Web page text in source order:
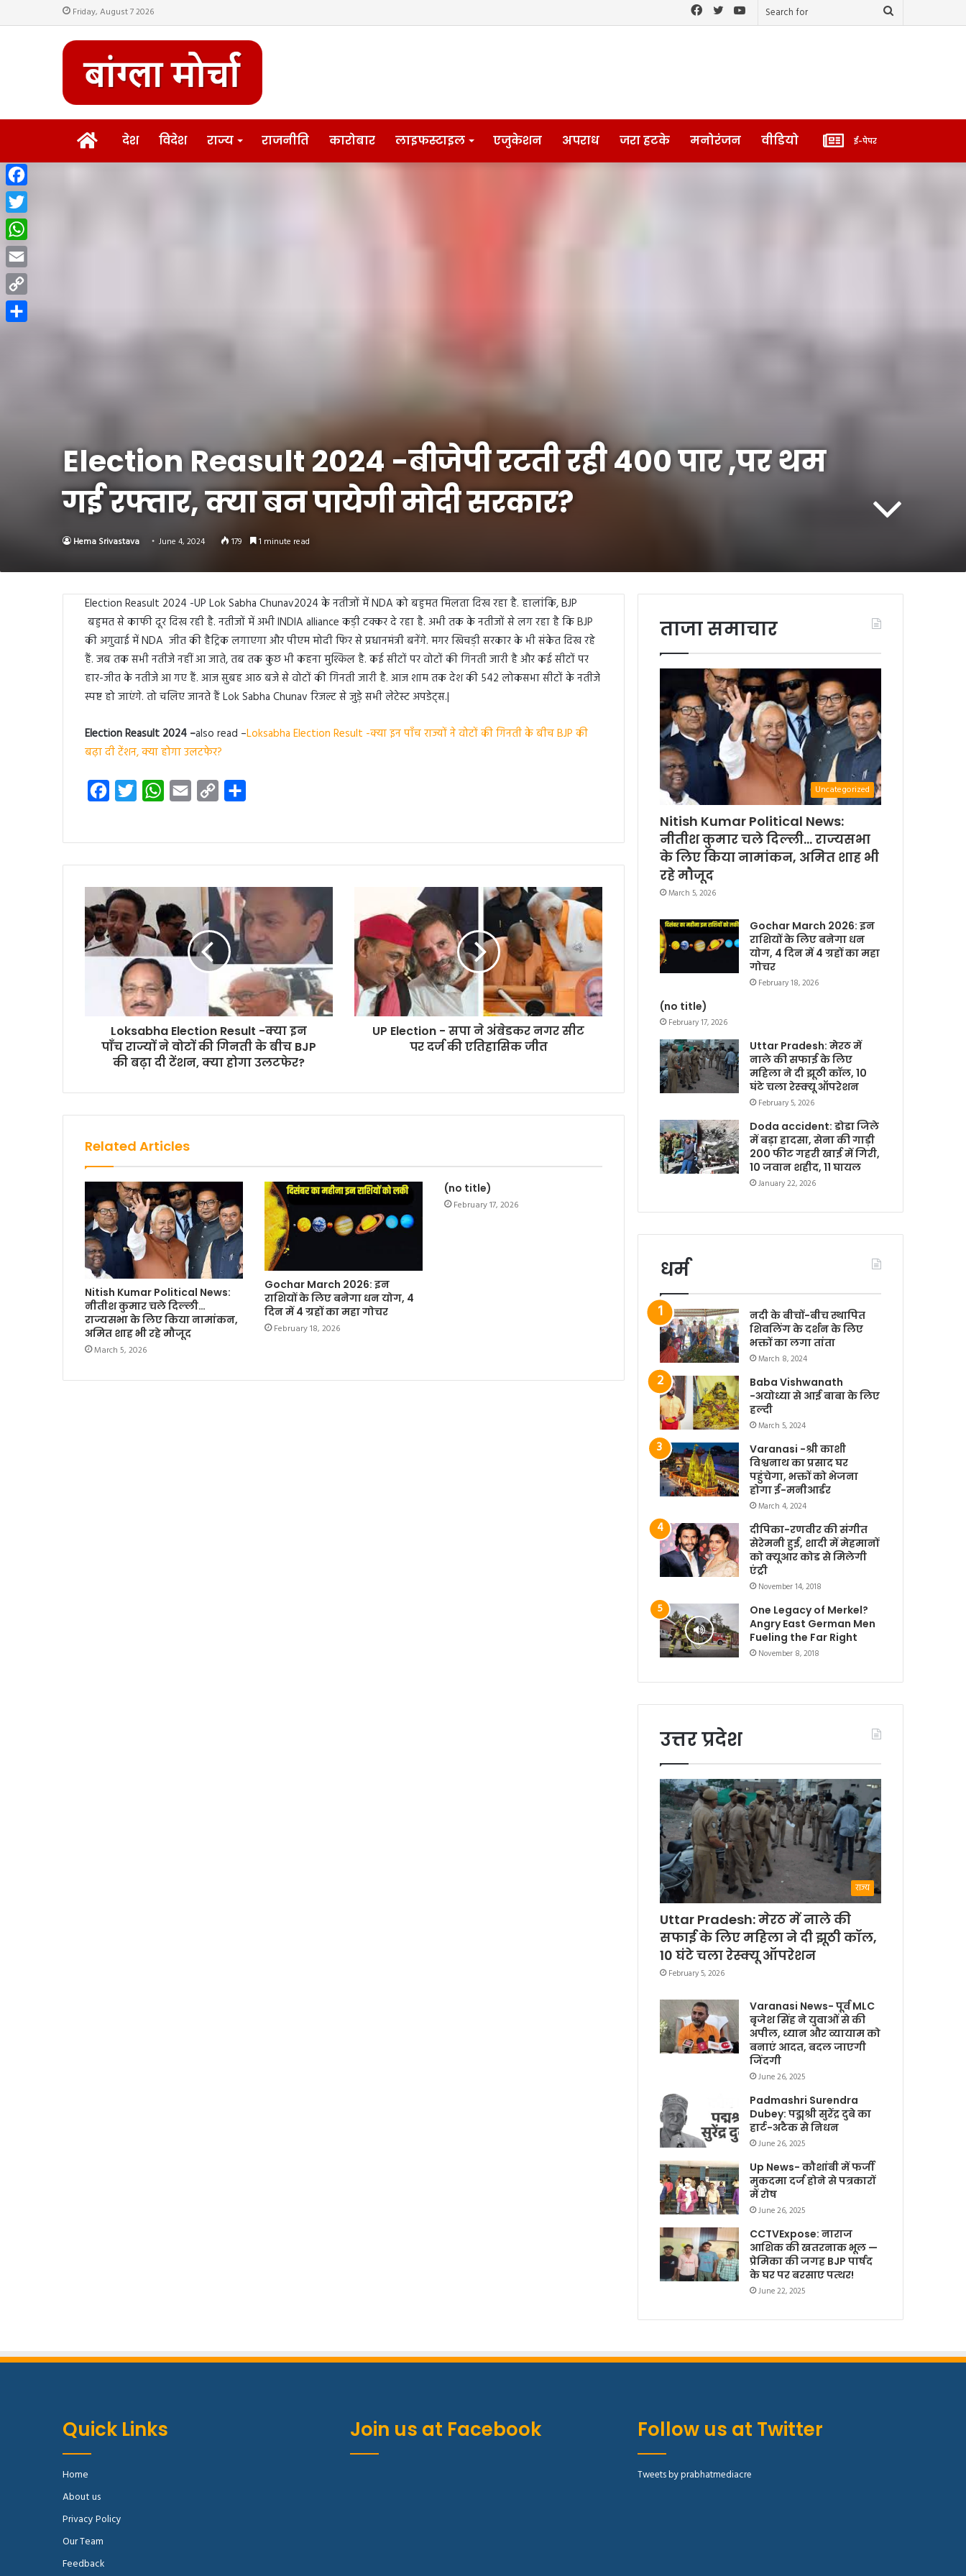
Friday, August 7 2026
Search
YouTube
Twitter
Facebook
HOMEदेश विदेश राज्य राजनीति कारोबार लाइफस्टाइल एजुकेशन अपराध जरा हटके मनोरंजन वीडियो ई-
ई-पेपर
Election Reasult 2024 -बीजेपी रटती रही 400 पार ,पर थम
गई रफ्तार, क्या बन पायेगी मोदी सरकार?
Hema Srivastava June 4, 2024 179 1 minute read
Election Reasult 2024 -UP Lok Sabha Chunav2024 के नतीजों में NDA को बहुमत मिलता दिख रहा है. हालांकि, BJP
बहुमत से काफी दूर दिख रही है. नतीजों में अभी INDIA alliance कड़ी टक्कर दे रहा है. अभी तक के नतीजों से लग रहा है कि BJP
की अगुवाई में NDA जीत की हैट्रिक लगाएगा और पीएम मोदी फिर से प्रधानमंत्री बनेंगे. मगर खिचड़ी सरकार के भी संकेत दिख रहे
हैं. जब तक सभी नतीजे नहीं आ जाते, तब तक कुछ भी कहना मुश्किल है. कई सीटों पर वोटों की गिनती जारी है और कई सीटों पर
हार-जीत के नतीजे आ गए हैं. आज सुबह आठ बजे से वोटों की गिनती जारी है. आज शाम तक देश की 542 लोकसभा सीटों के नतीजे
स्पष्ट हो जाएंगे. तो चलिए जानते हैं Lok Sabha Chunav रिजल्ट से जुड़े सभी लेटेस्ट अपडेट्स.|
Election Reasult 2024 –also read –Loksabha Election Result -क्या इन पाँच राज्यों ने वोटों की गिनती के बीच BJP की
बढ़ा दी टेंशन, क्या होगा उलटफेर?
o
o
k
e
r
W
A
p
p
i
n
k
Loksabha Election Result -क्या इन
पाँच राज्यों ने वोटों की गिनती के बीच BJP
की बढ़ा दी टेंशन, क्या होगा उलटफेर?
UP Election - सपा ने अंबेडकर नगर सीट
पर दर्ज की एतिहासिक जीत
Related Articles
Nitish Kumar Political News:
नीतीश कुमार चले दिल्ली…
राज्यसभा के लिए किया नामांकन,
अमित शाह भी रहे मौजूद
March 5, 2026
Gochar March 2026: इन
राशियों के लिए बनेगा धन योग, 4
दिन में 4 ग्रहों का महा गोचर
February 18, 2026
(no title)
February 17, 2026
ताजा समाचार
Uncategorized
Nitish Kumar Political News:
नीतीश कुमार चले दिल्ली… राज्यसभा
के लिए किया नामांकन, अमित शाह भी
रहे मौजूद
March 5, 2026
Gochar March 2026: इन
राशियों के लिए बनेगा धन
योग, 4 दिन में 4 ग्रहों का महा
गोचर
February 18, 2026
(no title)
February 17, 2026
Uttar Pradesh: मेरठ में
नाले की सफाई के लिए
महिला ने दी झूठी कॉल, 10
घंटे चला रेस्क्यू ऑपरेशन
February 5, 2026
Doda accident: डोडा जिले
में बड़ा हादसा, सेना की गाड़ी
200 फीट गहरी खाई में गिरी,
10 जवान शहीद, 11 घायल
January 22, 2026
धर्म
नदी के बीचों-बीच स्थापित
शिवलिंग के दर्शन के लिए
भक्तों का लगा तांता
March 8, 2024
Baba Vishwanath
-अयोध्या से आई बाबा के लिए
हल्दी
March 5, 2024
Varanasi -श्री काशी
विश्वनाथ का प्रसाद घर
पहुंचेगा, भक्तों को भेजना
होगा ई-मनीआर्डर
March 4, 2024
दीपिका-रणवीर की संगीत
सेरेमनी हुई, शादी में मेहमानों
को क्यूआर कोड से मिलेगी
एंट्री
November 14, 2018
One Legacy of Merkel?
Angry East German Men
Fueling the Far Right
November 8, 2018
उत्तर प्रदेश
राज्य
Uttar Pradesh: मेरठ में नाले की
सफाई के लिए महिला ने दी झूठी कॉल,
10 घंटे चला रेस्क्यू ऑपरेशन
February 5, 2026
Varanasi News- पूर्व MLC
बृजेश सिंह ने युवाओं से की
अपील, ध्यान और व्यायाम को
बनाएं आदत, बदल जाएगी
जिंदगी
June 26, 2025
Padmashri Surendra
Dubey: पद्मश्री सुरेंद्र दुबे का
हार्ट-अटैक से निधन
June 26, 2025
Up News- कौशांबी में फर्जी
मुकदमा दर्ज होने से पत्रकारों
में रोष
June 26, 2025
CCTVExpose: नाराज
आशिक की खतरनाक भूल —
प्रेमिका की जगह BJP पार्षद
के घर पर बरसाए पत्थर!
June 22, 2025
Quick Links
Home
About us
Privacy Policy
Our Team
Feedback
Join us at Facebook Follow us at Twitter
Tweets by prabhatmediacre
Facebook
Twitter
WhatsApp
Email
Copy
Link